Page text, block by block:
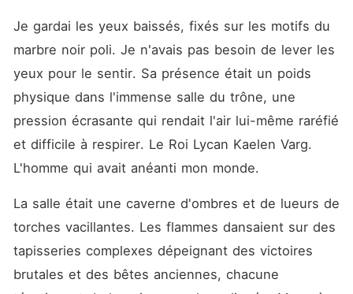
Même lorsque nos loups se
comme Âmes Sœurs, il n'a
pas reculé, me prenant de
force avec une sauvagerie
inouïe. Pourtant, au petit
brisée, il a murmuré le nom
d'une autre femme dans son
sommeil. En se réveillant,
consumé par la honte et le
contrôle, il m'a regardée
comme une simple ordure. «
Emmène-la dans les Barrens
revienne jamais. » Pour
effacer son erreur, il a
ordonné qu'on m'enchaîne
Je gardai les yeux baissés, fixés sur les motifs du
marbre noir poli. Je n'avais pas besoin de lever les
yeux pour le sentir. Sa présence était un poids
physique dans l'immense salle du trône, une
pression écrasante qui rendait l'air lui-même raréfié
et difficile à respirer. Le Roi Lycan Kaelen Varg.
L'homme qui avait anéanti mon monde.
La salle était une caverne d'ombres et de lueurs de
torches vacillantes. Les flammes dansaient sur des
tapisseries complexes dépeignant des victoires
brutales et des bêtes anciennes, chacune